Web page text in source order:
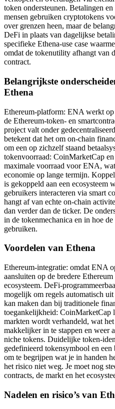
token ondersteunen. Betalingen
mensen gebruiken cryptotokens
over grenzen heen, maar de
DeFi in plaats van dagelijkse
specifieke Ethena-use case
omdat de tokenutility afhangt van
contract.
Belangrijkste
Ethena
Ethereum-platform: ENA werkt
de Ethereum-token- en
project valt onder
betekent dat het om on-chain
om een op zichzelf staand
tokenvoorraad: CoinMarketCap
maximale voorraad voor ENA,
economie op lange termijn.
is gekoppeld aan een ecosysteem
gebruikers interacteren via smart
hangt af van echte on-chain
dan verder dan de ticker. De
in de tokenmechanica en in hoe
gebruiken.
Voordelen van Ethena
Ethereum-integratie: omdat ENA
aansluiten op de bredere
ecosysteem. DeFi-
mogelijk om regels automatisch
kan maken dan bij traditionele
toegankelijkheid: CoinMarketCap
markten wordt verhandeld, wat
makkelijker in te stappen en weer
niche tokens. Duidelijke token-
gedefinieerd tokensymbool en
om te begrijpen wat je in handen
het risico niet weg. Je moet nog
contracts, de markt en het
Nadelen en risico’s van